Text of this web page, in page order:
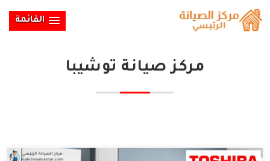
القائمة
مركز صيانة توشيبا